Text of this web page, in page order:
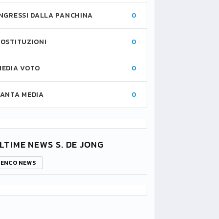
DALLA PANCHINA 0
0
VOTO 0
MEDIA 0
NEWS S. DE JONG
NEWS